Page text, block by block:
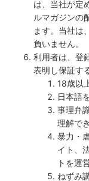
は、当社が定
ルマガジンの
ます。当社は
負いません。
利用者は、登
表明し保証す
18歳以
日本語
事理弁
理解で
暴力・
イト、
トを運
ねずみ